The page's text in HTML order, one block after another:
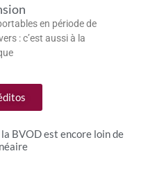
en période de
: c’est aussi à la
BVOD est encore loin de